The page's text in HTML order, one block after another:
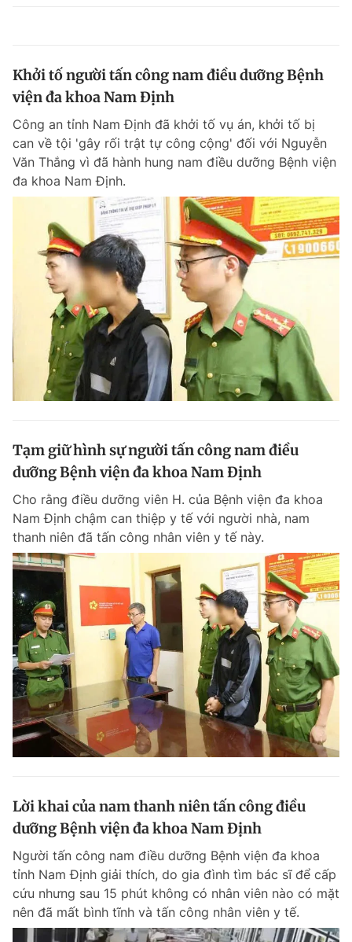
Khởi tố người tấn công nam điều dưỡng Bệnh
viện đa khoa Nam Định
Công an tỉnh Nam Định đã khởi tố vụ án, khởi tố bị
can về tội 'gây rối trật tự công cộng' đối với Nguyễn
Văn Thắng vì đã hành hung nam điều dưỡng Bệnh viện
đa khoa Nam Định.
Tạm giữ hình sự người tấn công nam điều
dưỡng Bệnh viện đa khoa Nam Định
Cho rằng điều dưỡng viên H. của Bệnh viện đa khoa
Nam Định chậm can thiệp y tế với người nhà, nam
thanh niên đã tấn công nhân viên y tế này.
Lời khai của nam thanh niên tấn công điều
dưỡng Bệnh viện đa khoa Nam Định
Người tấn công nam điều dưỡng Bệnh viện đa khoa
tỉnh Nam Định giải thích, do gia đình tìm bác sĩ để cấp
cứu nhưng sau 15 phút không có nhân viên nào có mặt
nên đã mất bình tĩnh và tấn công nhân viên y tế.